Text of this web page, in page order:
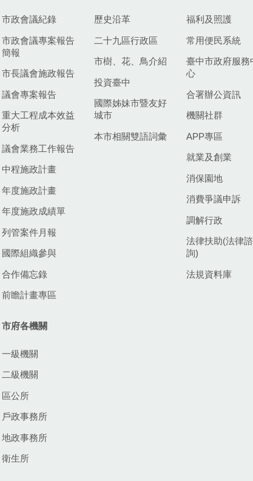
市政會議紀錄
市政會議專案報告
簡報
市長議會施政報告
議會專案報告
重大工程成本效益
分析
議會業務工作報告
中程施政計畫
年度施政計畫
年度施政成績單
列管案件月報
國際組織參與
合作備忘錄
前瞻計畫專區
歷史沿革
二十九區行政區
市樹、花、鳥介紹
投資臺中
國際姊妹市暨友好
城市
本市相關雙語詞彙
福利及照護
常用便民系統
臺中市政府服務
心
合署辦公資訊
機關社群
APP專區
就業及創業
消保園地
消費爭議申訴
調解行政
法律扶助(法律諮
詢)
法規資料庫
市府各機關
一級機關
二級機關
區公所
戶政事務所
地政事務所
衛生所